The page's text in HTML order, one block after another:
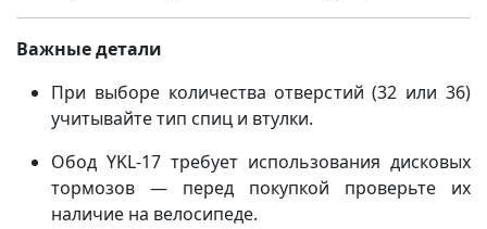
Важные детали
При выборе количества отверстий (32 или 36)
учитывайте тип спиц и втулки.
Обод YKL-17 требует использования дисковых
тормозов — перед покупкой проверьте их
наличие на велосипеде.